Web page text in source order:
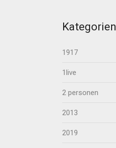
Kategorien
1917
1live
2 personen
2013
2019